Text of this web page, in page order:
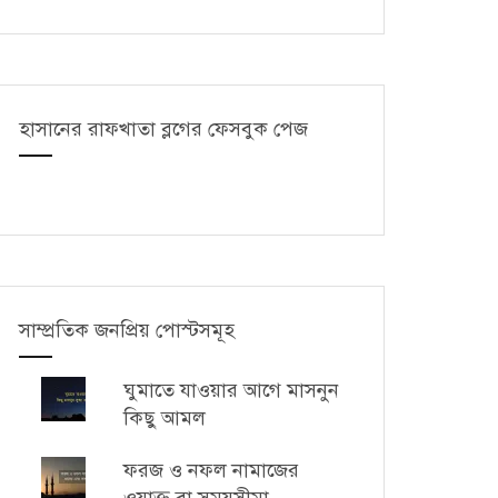
হাসানের রাফখাতা ব্লগের ফেসবুক পেজ
সাম্প্রতিক জনপ্রিয় পোস্টসমূহ
ঘুমাতে যাওয়ার আগে মাসনুন
কিছু আমল
ফরজ ও নফল নামাজের